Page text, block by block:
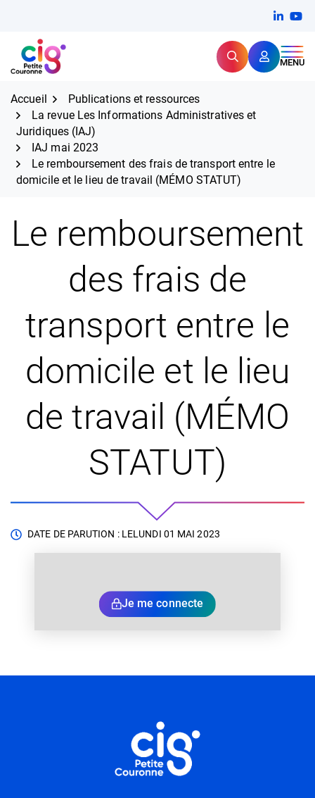
contenu
CIG Petite Couronne RechercherMENU
Expertise et proximité pour
Accueil
Publications et ressources
La revue Les Informations Administratives et
Juridiques (IAJ)
IAJ mai 2023
Le remboursement des frais de transport entre le
domicile et le lieu de travail (MÉMO STATUT)
Le remboursement
des frais de
transport entre le
domicile et le lieu
de travail (MÉMO
STATUT)
DATE DE PARUTION : LELUNDI 01 MAI 2023
Je me connecte